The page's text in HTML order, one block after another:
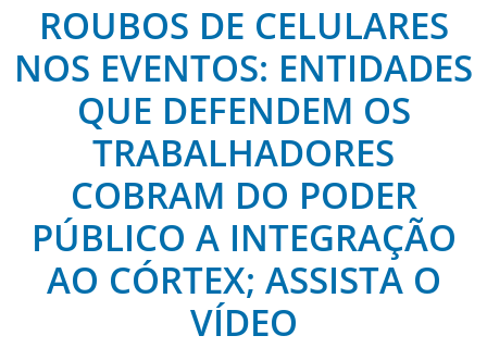
ROUBOS DE CELULARES
NOS EVENTOS: ENTIDADES
QUE DEFENDEM OS
TRABALHADORES
COBRAM DO PODER
PÚBLICO A INTEGRAÇÃO
AO CÓRTEX; ASSISTA O
VÍDEO